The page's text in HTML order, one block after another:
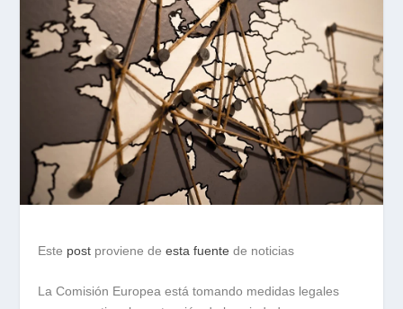
Este post proviene deesta fuente de noticias
La Comisión Europea está tomando medidas legales